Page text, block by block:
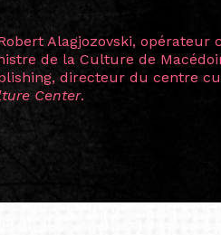
des rencontres les plus
HicterienneRuthe Zuntz
ont transformé ma
à Berlin pendant près
amitiés forgées durant cette
et m’encouragent à
de nouvelles possibilités.
Belarmino (Singapore /